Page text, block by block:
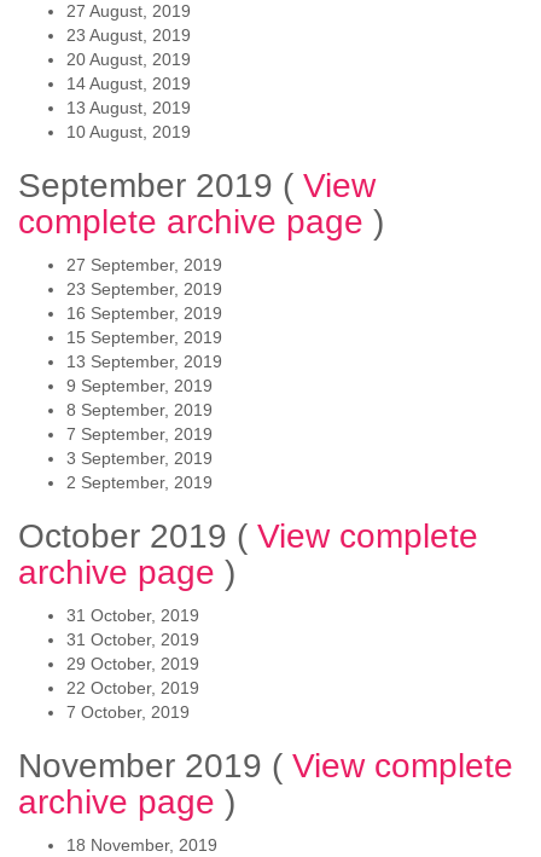
27 August, 2019
23 August, 2019
20 August, 2019
14 August, 2019
13 August, 2019
10 August, 2019
September 2019 ( View
complete archive page )
27 September, 2019
23 September, 2019
16 September, 2019
15 September, 2019
13 September, 2019
9 September, 2019
8 September, 2019
7 September, 2019
3 September, 2019
2 September, 2019
October 2019 ( View complete
archive page )
31 October, 2019
31 October, 2019
29 October, 2019
22 October, 2019
7 October, 2019
November 2019 ( View complete
archive page )
18 November, 2019